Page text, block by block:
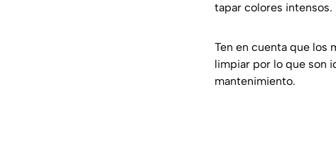
tapar colores intensos.
Ten en cuenta que los
limpiar por lo que son
mantenimiento.